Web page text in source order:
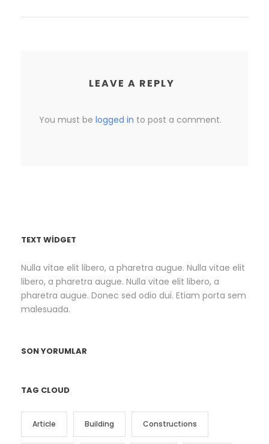
LEAVE A REPLY
You must be logged in to post a comment.
TEXT WIDGET
Nulla vitae elit libero, a pharetra augue. Nulla vitae elit
libero, a pharetra augue. Nulla vitae elit libero, a
pharetra augue. Donec sed odio dui. Etiam porta sem
malesuada.
SON YORUMLAR
TAG CLOUD
Article Building Constructions